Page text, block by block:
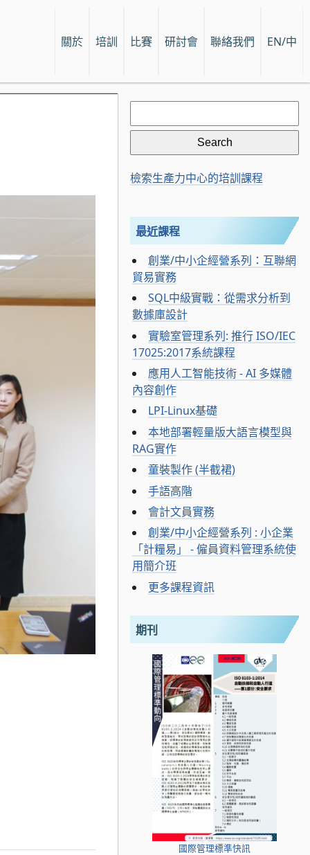
關於 培訓 比賽 研討會 聯絡我們 EN/中
Search
for:
檢索生產力中心的培訓課程
最近課程
創業/中小企經營系列：互聯網
貿易實務
SQL中級實戰：從需求分析到
數據庫設計
實驗室管理系列: 推行 ISO/IEC
17025:2017系統課程
應用人工智能技術 - AI 多媒體
內容創作
LPI-Linux基礎
本地部署輕量版大語言模型與
RAG實作
童裝製作 (半截裙)
手語高階
會計文員實務
創業/中小企經營系列 : 小企業
「計糧易」 - 僱員資料管理系統使
用簡介班
更多課程資訊
期刊
國際管理標準快訊